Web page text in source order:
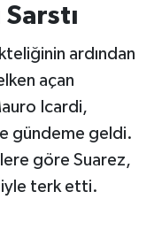
ardından
açan
Icardi,
gündeme geldi.
göre Suarez,
terk etti.